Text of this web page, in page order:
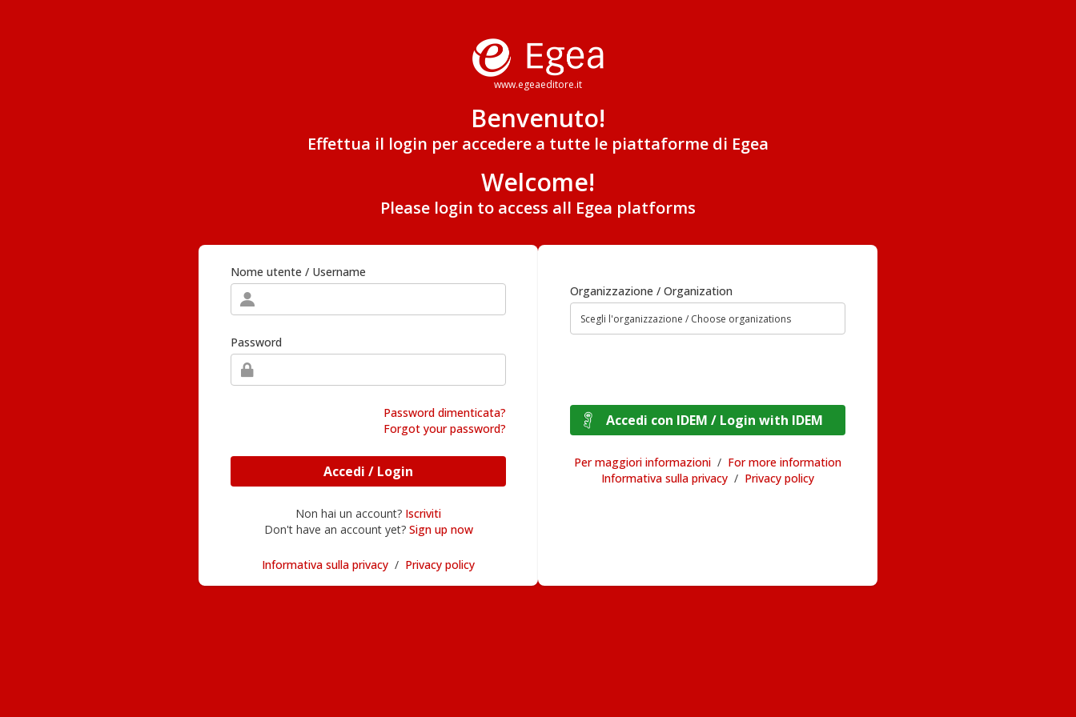
www.egeaeditore.it
Benvenuto!
Effettua il login per accedere a tutte le piattaforme di Egea
Welcome!
Please login to access all Egea platforms
Nome utente / Username
Password
Password dimenticata?
Forgot your password?
Accedi / Login
Non hai un account? Iscriviti
Don't have an account yet? Sign up now
Informativa sulla privacy / Privacy policy
Organizzazione / Organization
Accedi con IDEM / Login with IDEM
Per maggiori informazioni / For more information
Informativa sulla privacy / Privacy policy